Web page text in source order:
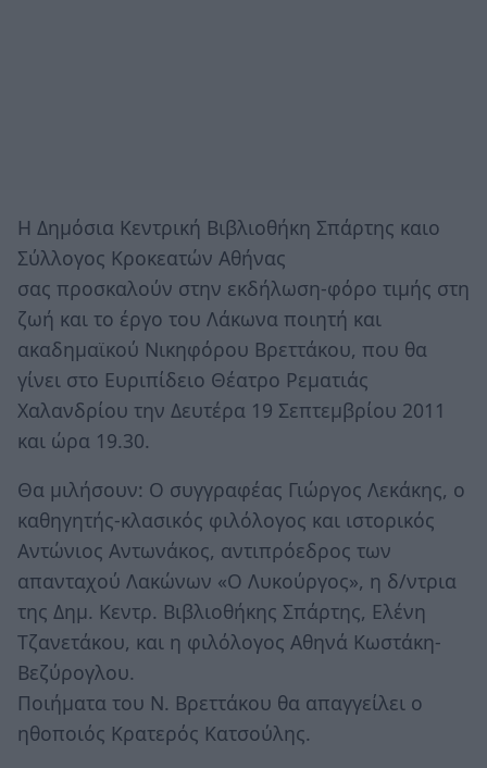
Η Δημόσια Κεντρική Βιβλιοθήκη Σπάρτης καιο
Σύλλογος Κροκεατών Αθήνας
σας προσκαλούν στην εκδήλωση-φόρο τιμής στη
ζωή και το έργο του Λάκωνα ποιητή και
ακαδημαϊκού Νικηφόρου Βρεττάκου, που θα
γίνει στο Ευριπίδειο Θέατρο Ρεματιάς
Χαλανδρίου την Δευτέρα 19 Σεπτεμβρίου 2011
και ώρα 19.30.
Θα μιλήσουν: Ο συγγραφέας Γιώργος Λεκάκης, ο
καθηγητής-κλασικός φιλόλογος και ιστορικός
Αντώνιος Αντωνάκος, αντιπρόεδρος των
απανταχού Λακώνων «Ο Λυκούργος», η δ/ντρια
της Δημ. Κεντρ. Βιβλιοθήκης Σπάρτης, Ελένη
Τζανετάκου, και η φιλόλογος Αθηνά Κωστάκη-
Βεζύρογλου.
Ποιήματα του Ν. Βρεττάκου θα απαγγείλει ο
ηθοποιός Κρατερός Κατσούλης.